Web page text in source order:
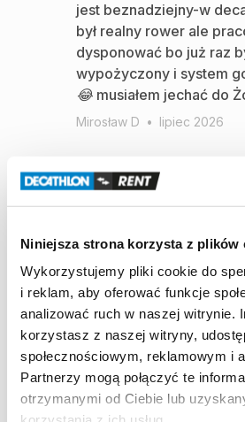
Niniejsza strona korzysta z plików
Wykorzystujemy pliki cookie do
i reklam, aby oferować funkcje
analizować ruch w naszej witrynie.
korzystasz z naszej witryny,
społecznościowym, reklamowym i
Partnerzy mogą połączyć te
otrzymanymi od Ciebie lub
jest beznadziejny-w
był realny rower ale
dysponować bo już raz
wypożyczony i system
😂 musiałem jechać do
Mirosław D • lipiec 2026
Super i bez problemów
Monika K • wrzesień 2025
Nosidło Deuter jest